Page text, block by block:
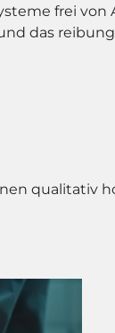
frei von
das
qualitativ